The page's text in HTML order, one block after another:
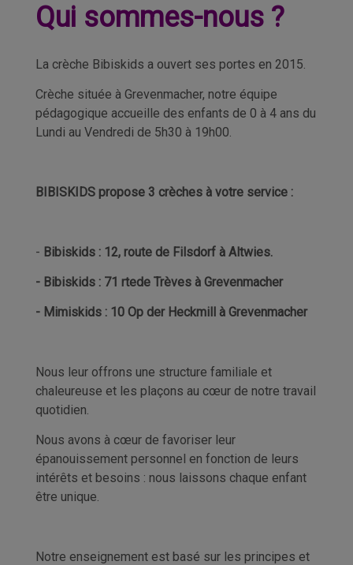
Qui sommes-nous ?
La crèche Bibiskids a ouvert ses portes en 2015.
Crèche située à Grevenmacher, notre équipe
pédagogique accueille des enfants de 0 à 4 ans du
Lundi au Vendredi de 5h30 à 19h00.
BIBISKIDS propose 3 crèches à votre service :
- Bibiskids : 12, route de Filsdorf à Altwies.
- Bibiskids : 71 rtede Trèves à Grevenmacher
- Mimiskids : 10 Op der Heckmill à Grevenmacher
Nous leur offrons une structure familiale et
chaleureuse et les plaçons au cœur de notre travail
quotidien.
Nous avons à cœur de favoriser leur
épanouissement personnel en fonction de leurs
intérêts et besoins : nous laissons chaque enfant
être unique.
Notre enseignement est basé sur les principes et